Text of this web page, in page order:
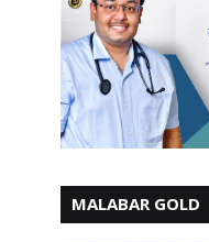
MALABAR GOLD